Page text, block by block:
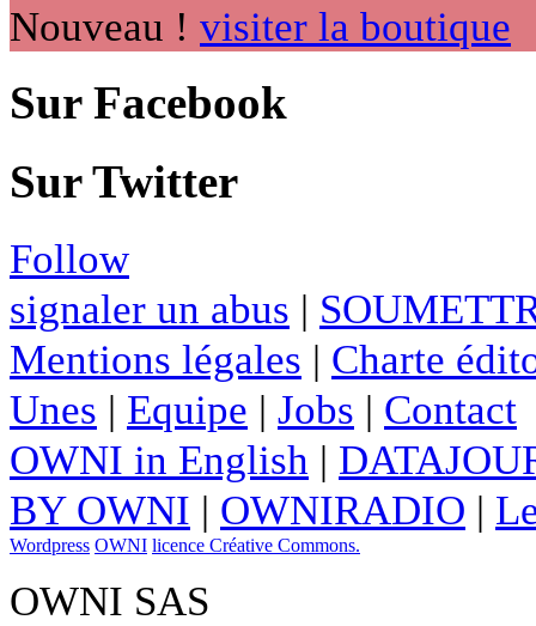
Nouveau ! visiter la boutique
Sur Facebook
Sur Twitter
Follow
signaler un abus |
Mentions légales | Charte
Unes | Equipe | Jobs | Contact
OWNI in English |
BY OWNI | OWNIRADIO |
Wordpress OWNI licence Créative Commons.
OWNI SAS